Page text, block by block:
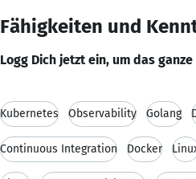
Fähigkeiten und
Logg Dich jetzt ein, um das
Kubernetes Observability Golang
Continuous Integration Docker